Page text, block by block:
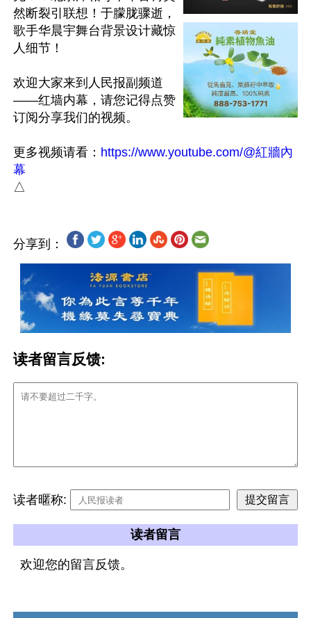
然断裂引联想！于朦胧骤逝，
歌手华晨宇舞台背景设计藏惊
人细节！
欢迎大家来到人民报副频道
——红墙内幕，请您记得点赞
订阅分享我们的视频。
更多视频请看： https://www.youtube.com/@紅牆內
幕
分享到：
读者留言反馈:
读者暱称:
读者留言
欢迎您的留言反馈。